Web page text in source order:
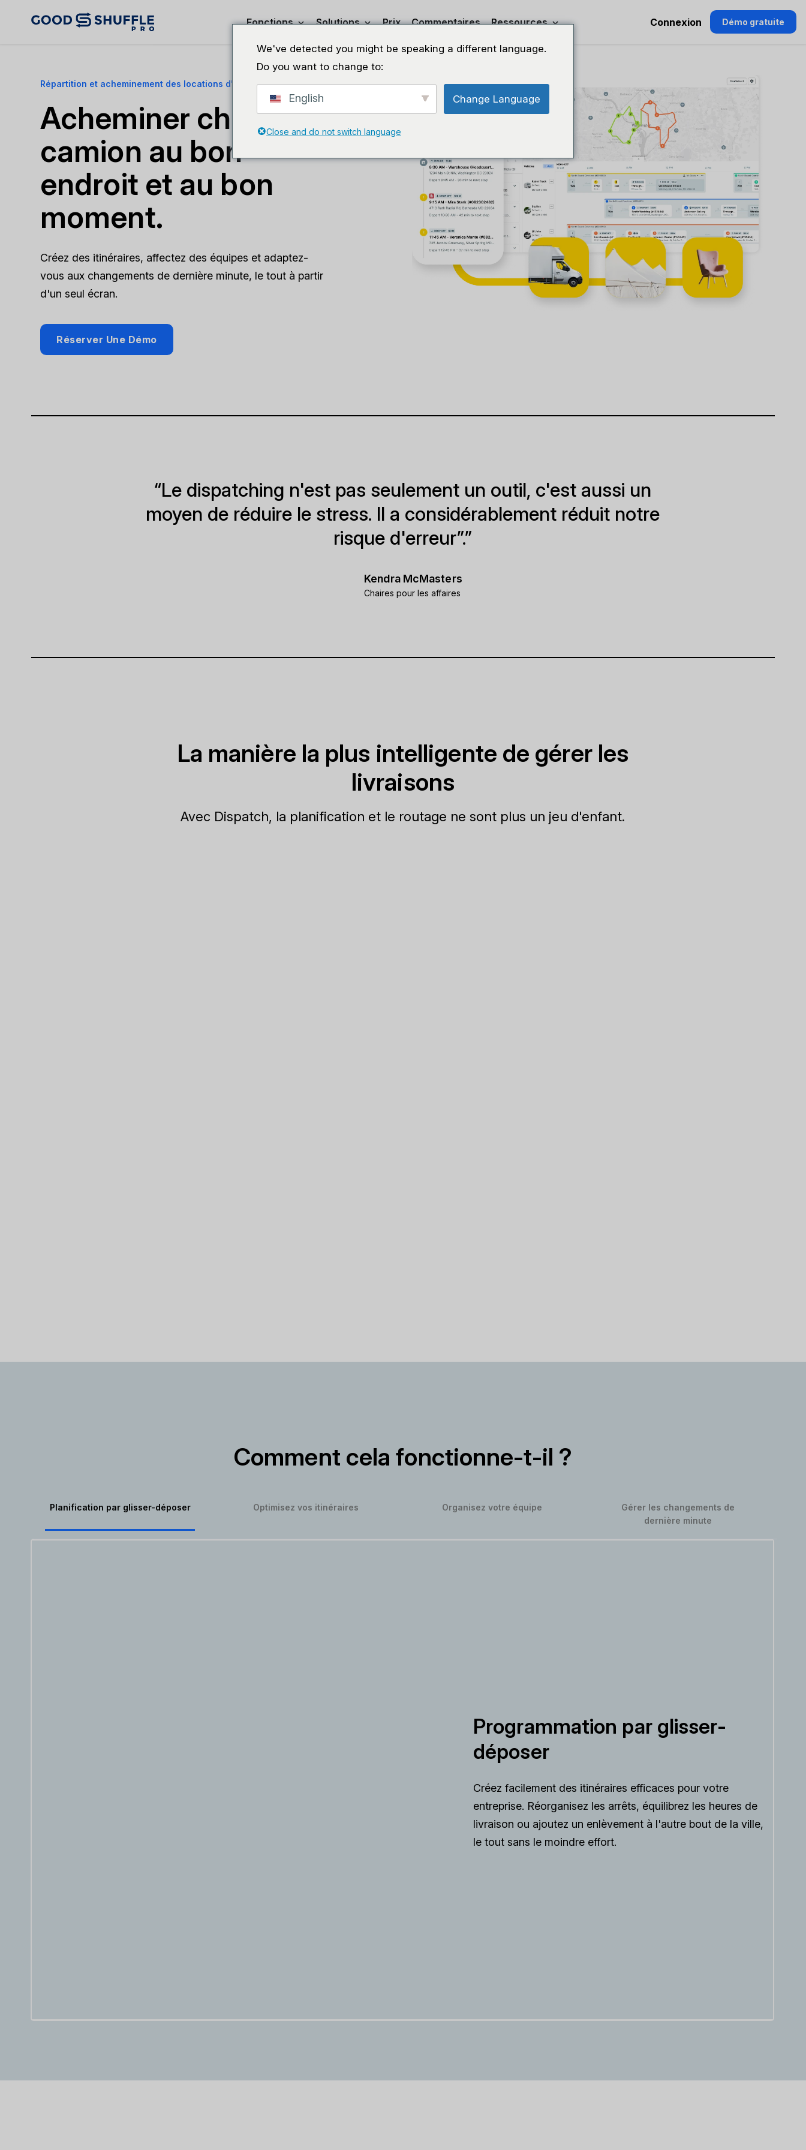
Fonctions Solutions Prix Commentaires Ressources Connexion Démo gratuite
Répartition et acheminement des locations d'événements
Acheminer chaque
camion au bon
endroit et au bon
moment.
Créez des itinéraires, affectez des équipes et adaptez-
vous aux changements de dernière minute, le tout à partir
d'un seul écran.
Réserver Une Démo
“Le dispatching n'est pas seulement un outil, c'est aussi un
moyen de réduire le stress. Il a considérablement réduit notre
risque d'erreur”.”
Kendra McMasters
Chaires pour les affaires
La manière la plus intelligente de gérer les
livraisons
Avec Dispatch, la planification et le routage ne sont plus un jeu d'enfant.
Comment cela fonctionne-t-il ?
Planification par glisser-déposer Optimisez vos itinéraires Organisez votre équipe
Gérer les changements de
dernière minute
Programmation par glisser-
déposer
Créez facilement des itinéraires efficaces pour votre
entreprise. Réorganisez les arrêts, équilibrez les heures de
livraison ou ajoutez un enlèvement à l'autre bout de la ville,
le tout sans le moindre effort.
We've detected you might be speaking a different language.
Do you want to change to:
English Change Language
Close and do not switch language